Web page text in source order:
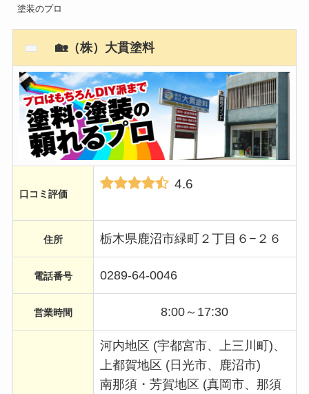
塗装のプロ
🏡（株）大貫塗料
口コミ評価
4.6
住所 栃木県鹿沼市緑町２丁目６−２６
電話番号 0289-64-0046
営業時間 8:00～17:30
河内地区 (宇都宮市、上三川町)、
上都賀地区 (日光市、鹿沼市)
南那須・芳賀地区 (真岡市、那須